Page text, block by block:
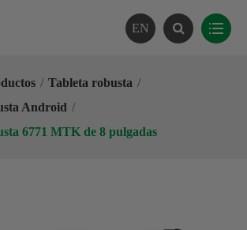
EN
Tableta robusta
Android
6771 MTK de 8 pulgadas